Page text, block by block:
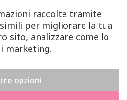
Chi siamo
Dicono di noi
frequenti
De Alfieri - P.Iva 08605781213
By Next Step
×
raccolte tramite
per migliorare la tua
sito, analizzare come lo
marketing.
opzioni